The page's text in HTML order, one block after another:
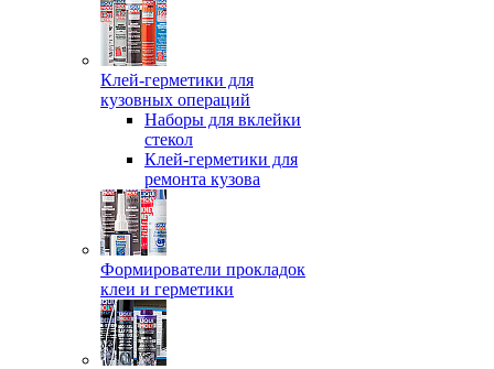
Клей-герметики для
кузовных операций
Наборы для вклейки
стекол
Клей-герметики для
ремонта кузова
Формирователи прокладок
клеи и герметики